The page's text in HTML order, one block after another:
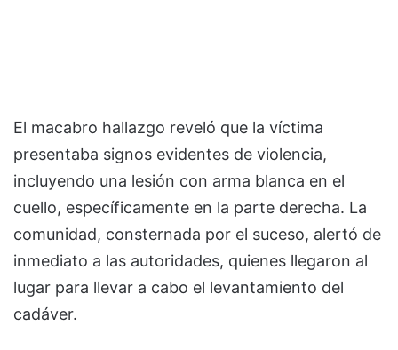
El macabro hallazgo reveló que la víctima
presentaba signos evidentes de violencia,
incluyendo una lesión con arma blanca en el
cuello, específicamente en la parte derecha. La
comunidad, consternada por el suceso, alertó de
inmediato a las autoridades, quienes llegaron al
lugar para llevar a cabo el levantamiento del
cadáver.